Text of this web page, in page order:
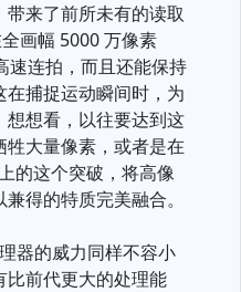
来了前所未有的读取
画幅 5000 万像素
速连拍，而且还能保持
捕捉运动瞬间时，为
想看，以往要达到这
大量像素，或者是在
的这个突破，将高像
得的特质完美融合。
器的威力同样不容小
比前代更大的处理能